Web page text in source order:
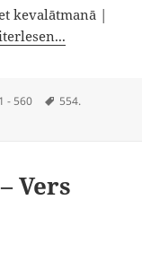
kevalātmanā |
- 560 Schlagwörter
554.
Chudamani – Vers 554
Vers